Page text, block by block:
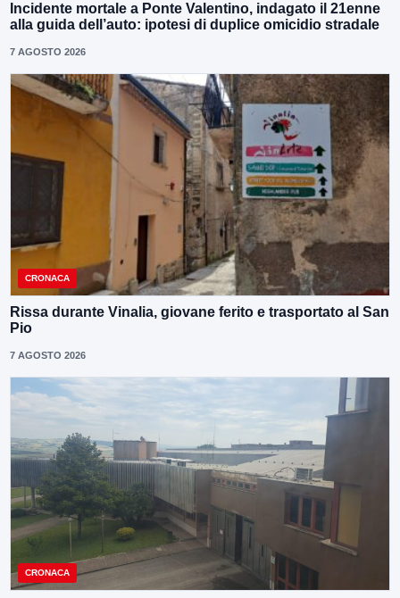
Incidente mortale a Ponte Valentino, indagato il 21enne
alla guida dell’auto: ipotesi di duplice omicidio stradale
7 AGOSTO 2026
CRONACA
Rissa durante Vinalia, giovane ferito e trasportato al San
Pio
7 AGOSTO 2026
CRONACA